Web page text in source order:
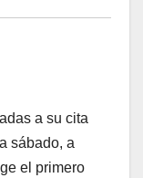
a su cita
sábado, a
el primero